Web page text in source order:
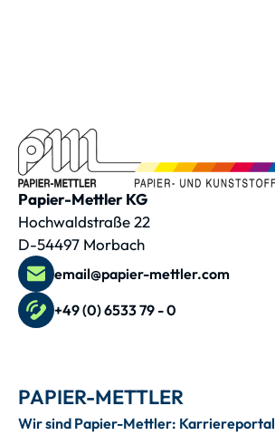
Papier-Mettler KG
Hochwaldstraße 22
D-54497 Morbach
email@papier-mettler.com
+49 (0) 6533 79 - 0
PAPIER-METTLER
Wir sind Papier-Mettler: Karriereportal